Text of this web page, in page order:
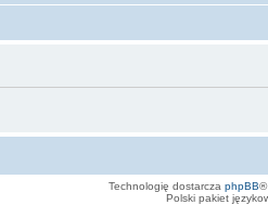
Technologię dostarcza phpBB®
Polski pakiet